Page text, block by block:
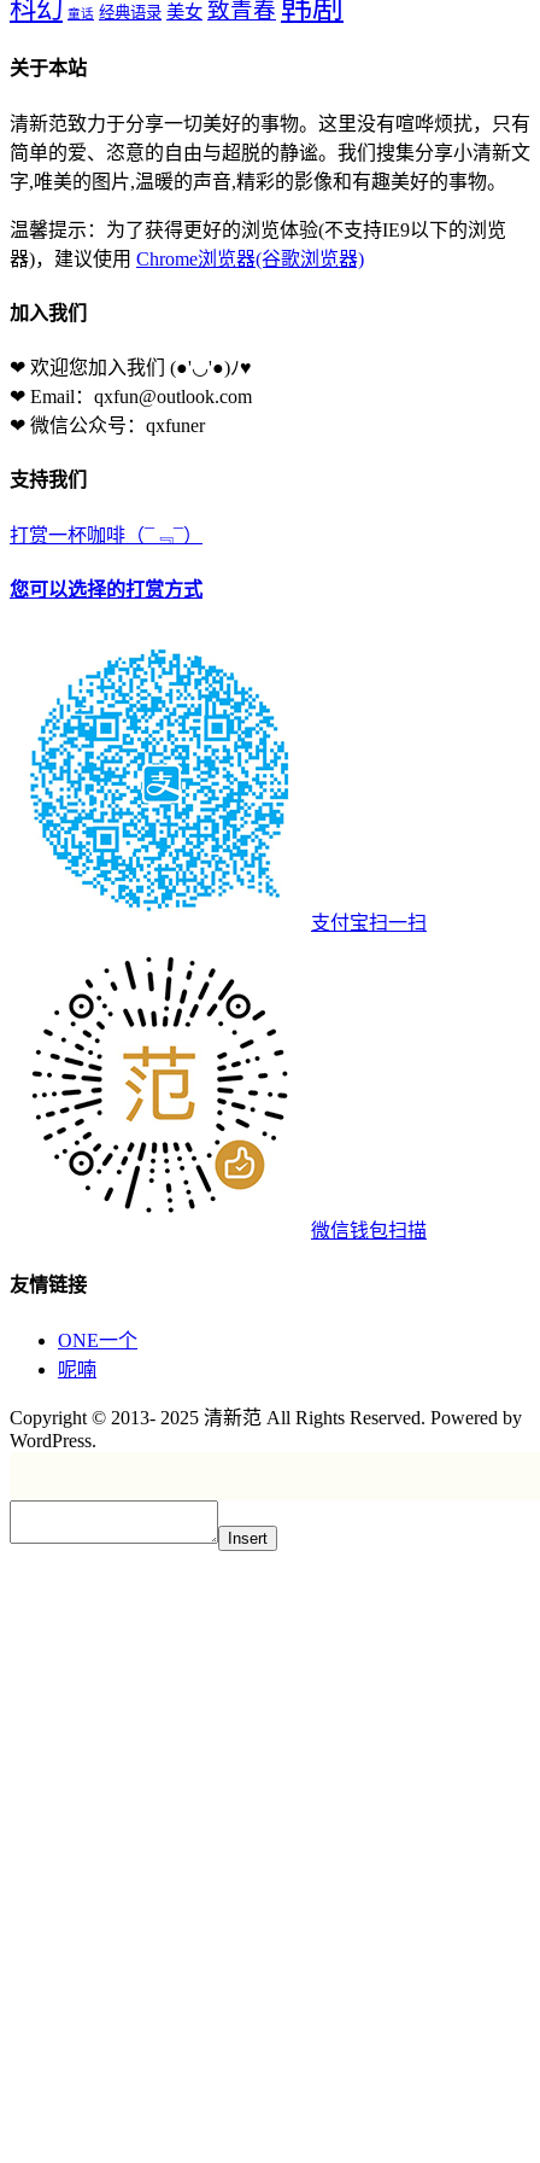
科幻 童话 经典语录 美女 致青春 韩剧
关于本站
清新范致力于分享一切美好的事物。这里没有喧哗烦扰，只有
简单的爱、恣意的自由与超脱的静谧。我们搜集分享小清新文
字,唯美的图片,温暖的声音,精彩的影像和有趣美好的事物。
温馨提示：为了获得更好的浏览体验(不支持IE9以下的浏览
器)，建议使用 Chrome浏览器(谷歌浏览器)
加入我们
❤ 欢迎您加入我们 (●'◡'●)ﾉ♥
❤ Email：qxfun@outlook.com
❤ 微信公众号：qxfuner
支持我们
打赏一杯咖啡 （¯﹃¯）
您可以选择的打赏方式
支付宝扫一扫
微信钱包扫描
友情链接
ONE一个
呢喃
Copyright © 2013- 2025 清新范 All Rights Reserved. Powered by
WordPress.
Insert